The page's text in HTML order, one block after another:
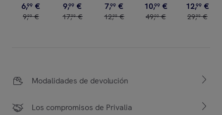
6,99 €
9,99 €
9,99 €
17,99 €
7,99 €
12,99 €
10,99 €
49,00 €
12,99 €
29,99 €
Modalidades de devolución
Los compromisos de Privalia